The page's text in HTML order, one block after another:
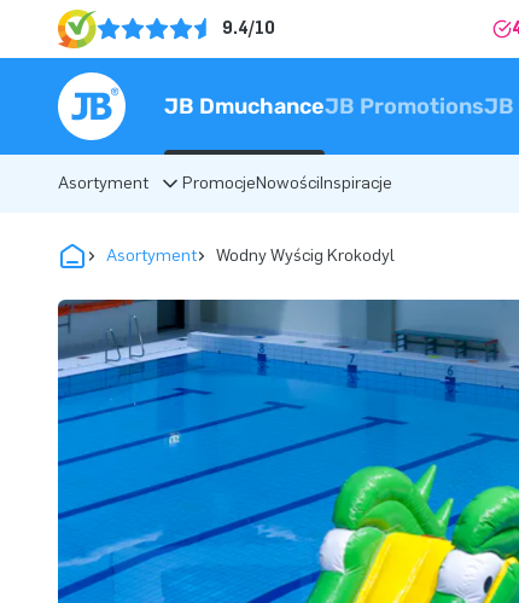
9.4/10
JB DmuchanceJB PromotionsJB
Asortyment PromocjeNowościInspiracje
Asortyment Wodny Wyścig Krokodyl